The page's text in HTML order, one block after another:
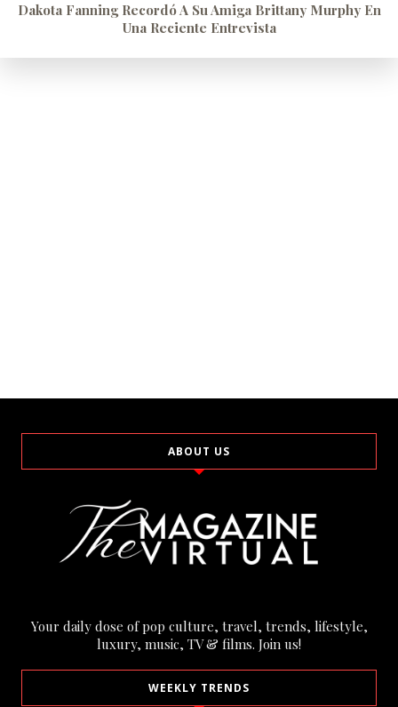
Dakota Fanning Recordó A Su Amiga Brittany Murphy En
Una Reciente Entrevista
ABOUT US
Your daily dose of pop culture, travel, trends, lifestyle,
luxury, music, TV & films. Join us!
WEEKLY TRENDS